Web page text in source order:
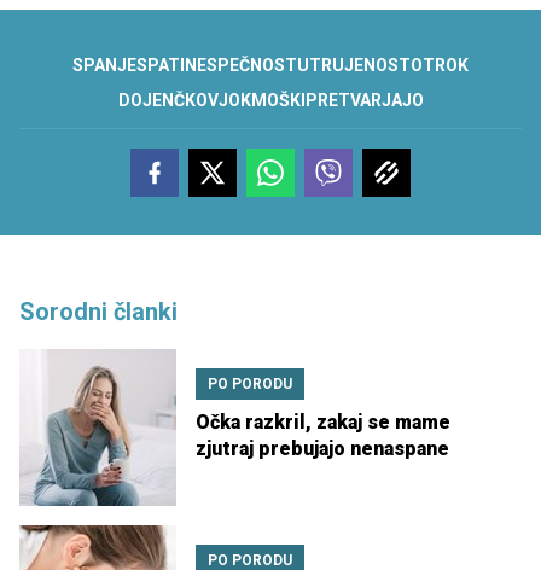
SPANJESPATI NESPEČNOSTUTRUJENOSTOTROK
DOJENČKOVJOKMOŠKI PRETVARJAJO
Sorodni članki
PO PORODU
Očka razkril, zakaj se mame
zjutraj prebujajo nenaspane
PO PORODU